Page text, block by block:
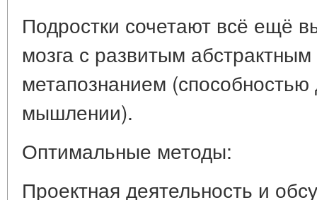
Подростки сочетают всё ещё
мозга с развитым
метапознанием
мышлении).
Оптимальные методы:
Проектная деятельность и